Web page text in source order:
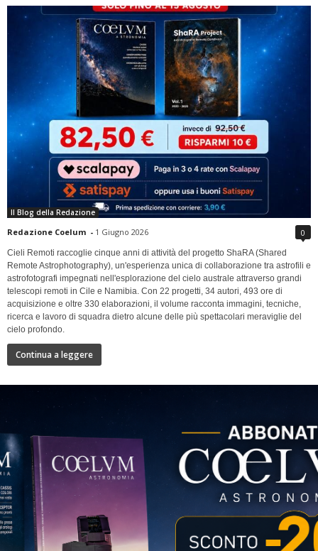
Il Blog della Redazione
Redazione Coelum - 1 Giugno 2026 0
Cieli Remoti raccoglie cinque anni di attività del progetto ShaRA (Shared
Remote Astrophotography), un'esperienza unica di collaborazione tra astrofili e
astrofotografi impegnati nell'esplorazione del cielo australe attraverso grandi
telescopi remoti in Cile e Namibia. Con 22 progetti, 34 autori, 493 ore di
acquisizione e oltre 330 elaborazioni, il volume racconta immagini, tecniche,
ricerca e lavoro di squadra dietro alcune delle più spettacolari meraviglie del
cielo profondo.
Continua a leggere